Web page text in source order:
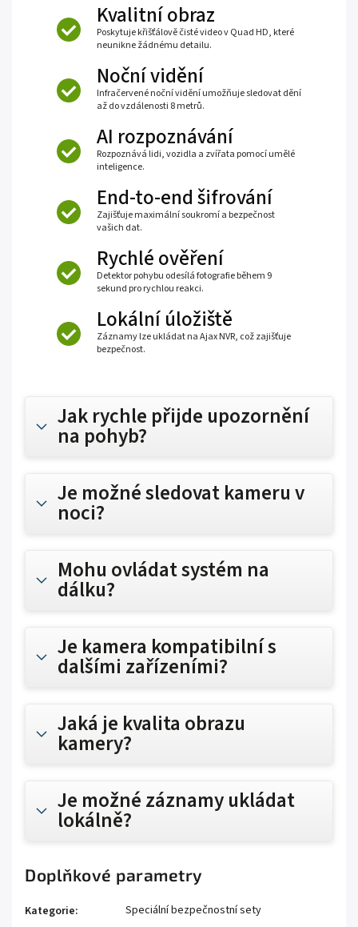
Kvalitní obraz
Poskytuje křišťálově čisté video v Quad HD, které
neunikne žádnému detailu.
Noční vidění
Infračervené noční vidění umožňuje sledovat dění
až do vzdálenosti 8 metrů.
AI rozpoznávání
Rozpoznává lidi, vozidla a zvířata pomocí umělé
inteligence.
End-to-end šifrování
Zajišťuje maximální soukromí a bezpečnost
vašich dat.
Rychlé ověření
Detektor pohybu odesílá fotografie během 9
sekund pro rychlou reakci.
Lokální úložiště
Záznamy lze ukládat na Ajax NVR, což zajišťuje
bezpečnost.
Jak rychle přijde upozornění
na pohyb?
Je možné sledovat kameru v
noci?
Mohu ovládat systém na
dálku?
Je kamera kompatibilní s
dalšími zařízeními?
Jaká je kvalita obrazu
kamery?
Je možné záznamy ukládat
lokálně?
Doplňkové parametry
Kategorie:
Speciální bezpečnostní sety